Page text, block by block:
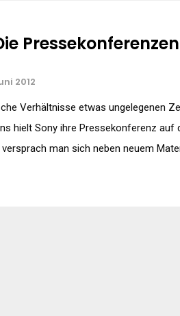
2012
Verhältnisse etwas ungelegenen
hielt Sony ihre Pressekonferenz auf
versprach man sich neben neuem